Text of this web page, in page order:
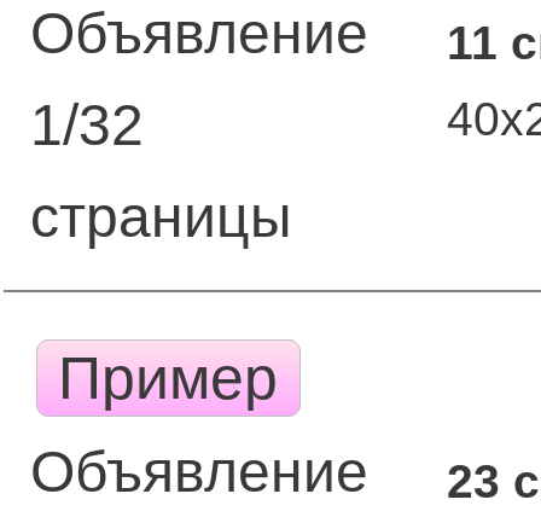
Объявление
1/32
страницы
11
Пример
Объявление
23